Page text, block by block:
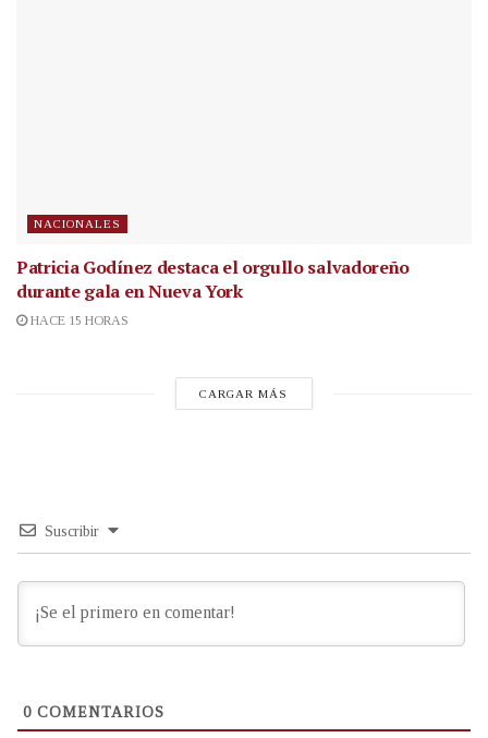
NACIONALES
Patricia Godínez destaca el orgullo salvadoreño
durante gala en Nueva York
HACE 15 HORAS
CARGAR MÁS
Suscribir
0 COMENTARIOS